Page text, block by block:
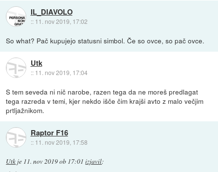
IL_DIAVOLO
:: 11. nov 2019, 17:02
So what? Pač kupujejo statusni simbol. Če so ovce, so pač ovce.
Utk
:: 11. nov 2019, 17:04
S tem seveda ni nič narobe, razen tega da ne moreš predlagat
tega razreda v temi, kjer nekdo išče čim krajši avto z malo večjim
prtljažnikom.
Raptor F16
:: 11. nov 2019, 17:58
Utk je 11. nov 2019 ob 17:01 izjavil: